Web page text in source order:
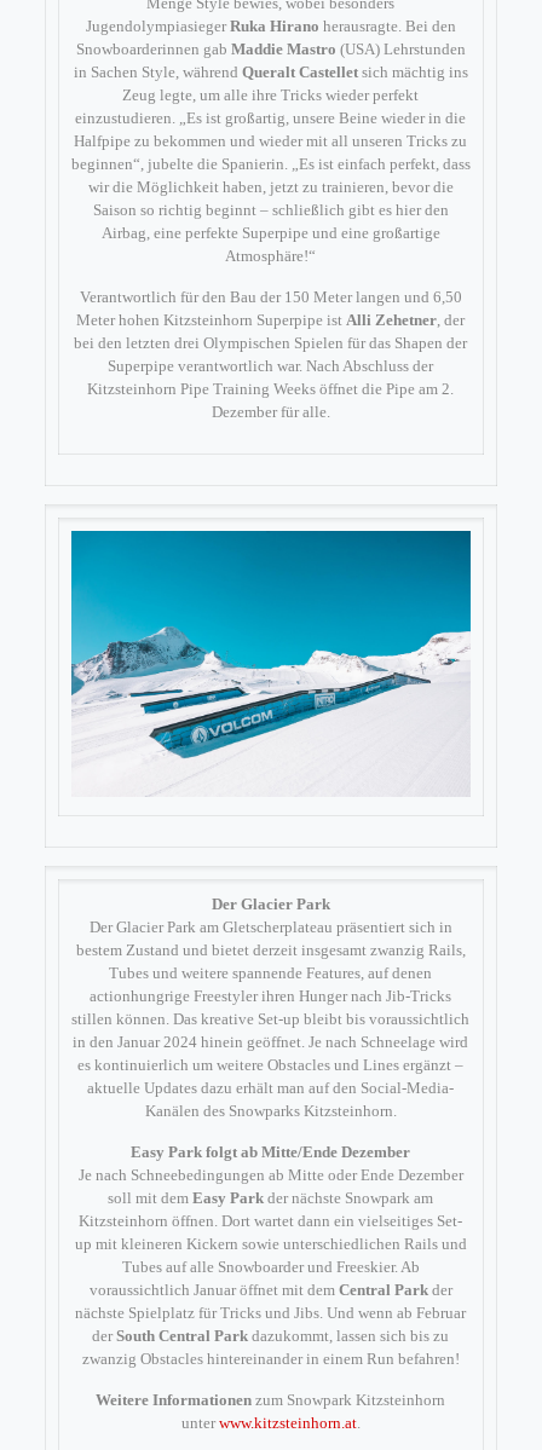
JugendolympiasiegerRuka Hirano herausragte. Bei den
Snowboarderinnen gab Maddie Mastro (USA) Lehrstunden
in Sachen Style, während Queralt Castelletsich mächtig ins
Zeug legte, um alle ihre Tricks wieder perfekt
einzustudieren. „Es ist großartig, unsere Beine wieder in die
Halfpipe zu bekommen und wieder mit all unseren Tricks zu
beginnen“, jubelte die Spanierin. „Es ist einfach perfekt, dass
wir die Möglichkeit haben, jetzt zu trainieren, bevor die
Saison so richtig beginnt – schließlich gibt es hier den
Airbag, eine perfekte Superpipe und eine großartige
Atmosphäre!“
Verantwortlich für den Bau der 150 Meter langen und 6,50
Meter hohen Kitzsteinhorn Superpipe istAlli Zehetner, der
bei den letzten drei Olympischen Spielen für das Shapen der
Superpipe verantwortlich war. Nach Abschluss der
Kitzsteinhorn Pipe Training Weeks öffnet die Pipe am 2.
Dezember für alle.
Der Glacier Park
Der Glacier Park am Gletscherplateau präsentiert sich in
bestem Zustand und bietet derzeit insgesamt zwanzig Rails,
Tubes und weitere spannende Features, auf denen
actionhungrige Freestyler ihren Hunger nach Jib-Tricks
stillen können. Das kreative Set-up bleibt bis voraussichtlich
in den Januar 2024 hinein geöffnet. Je nach Schneelage wird
es kontinuierlich um weitere Obstacles und Lines ergänzt –
aktuelle Updates dazu erhält man auf den Social-Media-
Kanälen des Snowparks Kitzsteinhorn.
Easy Park folgt ab Mitte/Ende Dezember
Je nach Schneebedingungen ab Mitte oder Ende Dezember
soll mit demEasy Parkder nächste Snowpark am
Kitzsteinhorn öffnen. Dort wartet dann ein vielseitiges Set-
up mit kleineren Kickern sowie unterschiedlichen Rails und
Tubes auf alle Snowboarder und Freeskier. Ab
voraussichtlich Januar öffnet mit demCentral Park der
nächste Spielplatz für Tricks und Jibs. Und wenn ab Februar
derSouth Central Park dazukommt, lassen sich bis zu
zwanzig Obstacles hintereinander in einem Run befahren!
Weitere Informationen zum Snowpark Kitzsteinhorn
unterwww.kitzsteinhorn.at.